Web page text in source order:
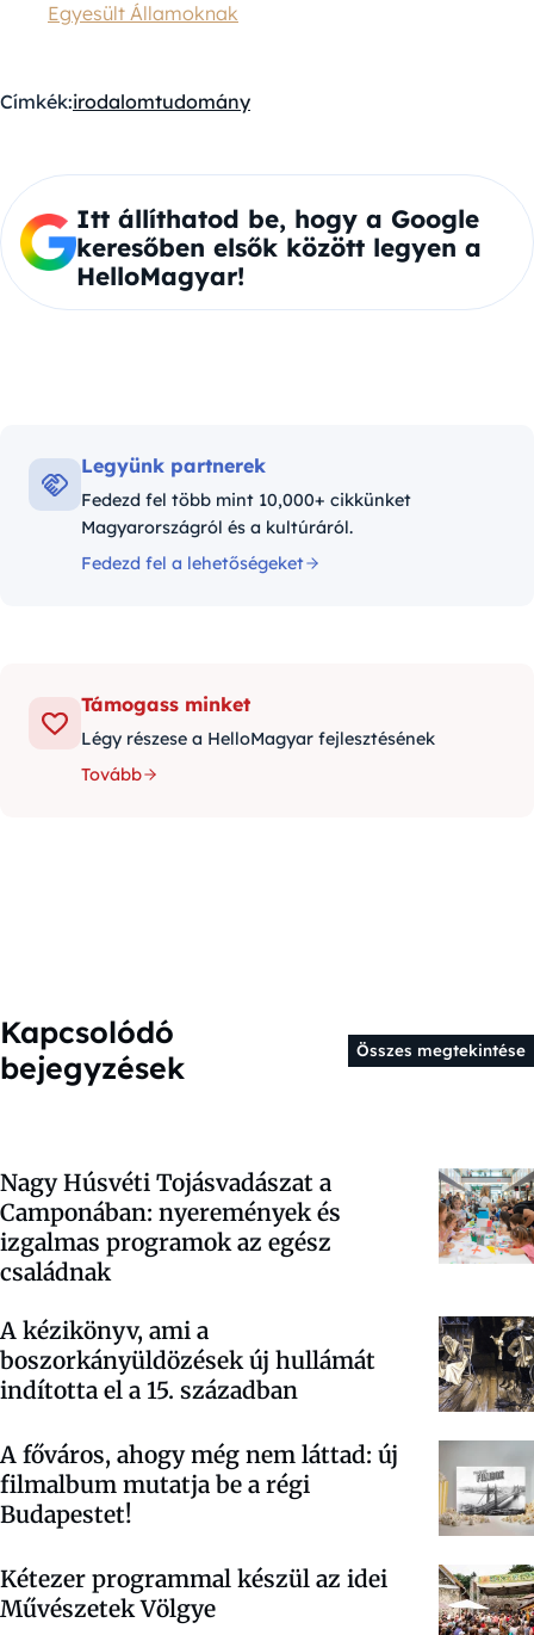
Egyesült Államoknak
Címkék:irodalomtudomány
Itt állíthatod be, hogy a Google
keresőben elsők között legyen a
HelloMagyar!
Legyünk partnerek
Fedezd fel több mint 10,000+ cikkünket
Magyarországról és a kultúráról.
Fedezd fel a lehetőségeket
Támogass minket
Légy részese a HelloMagyar fejlesztésének
Tovább
Kapcsolódó
bejegyzések
Összes megtekintése
Nagy Húsvéti Tojásvadászat a
Camponában: nyeremények és
izgalmas programok az egész
családnak
A kézikönyv, ami a
boszorkányüldözések új hullámát
indította el a 15. században
A főváros, ahogy még nem láttad: új
filmalbum mutatja be a régi
Budapestet!
Kétezer programmal készül az idei
Művészetek Völgye